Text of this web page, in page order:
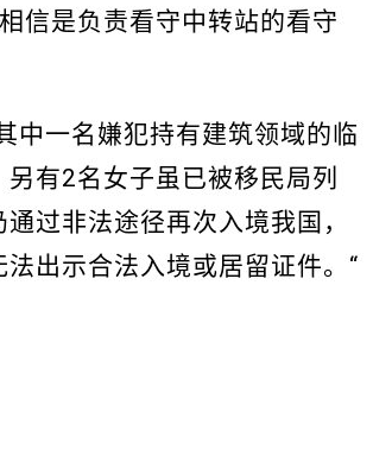
信是负责看守中转站的看守
中一名嫌犯持有建筑领域的临
另有2名女子虽已被移民局列
过非法途径再次入境我国，
法出示合法入境或居留证件。“